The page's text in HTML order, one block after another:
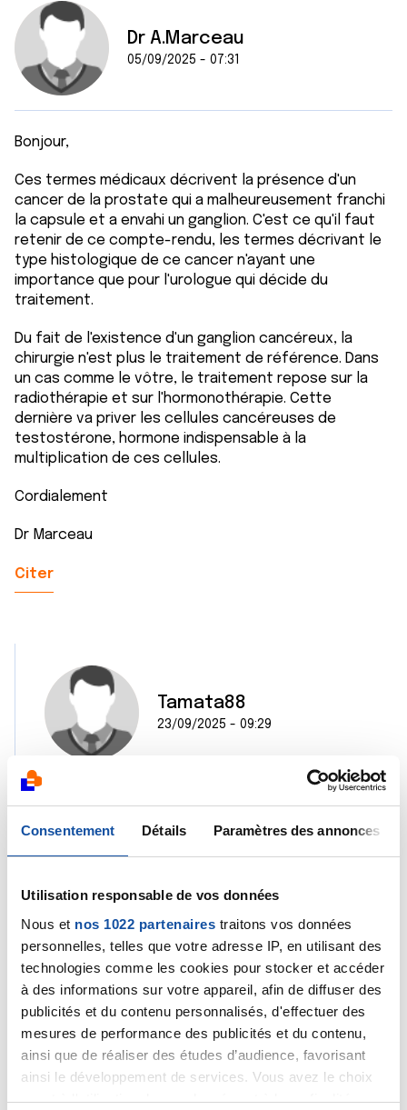
Consentement Détails Paramètres des annonces
Utilisation responsable de vos données
Nous et nos 1022 partenaires traitons vos données
personnelles, telles que votre adresse IP, en utilisant des
technologies comme les cookies pour stocker et accéder
à des informations sur votre appareil, afin de diffuser des
publicités et du contenu personnalisés, d'effectuer des
mesures de performance des publicités et du contenu,
ainsi que de réaliser des études d’audience, favorisant
ainsi le développement de services. Vous avez le choix
quant à l'utilisation de vos données et à leurs finalités.
Dr A.Marceau
05/09/2025 - 07:31
Bonjour,
Ces termes médicaux décrivent la présence d'un
cancer de la prostate qui a malheureusement franchi
la capsule et a envahi un ganglion. C'est ce qu'il faut
retenir de ce compte-rendu, les termes décrivant le
type histologique de ce cancer n'ayant une
importance que pour l'urologue qui décide du
traitement.
Du fait de l'existence d'un ganglion cancéreux, la
chirurgie n'est plus le traitement de référence. Dans
un cas comme le vôtre, le traitement repose sur la
radiothérapie et sur l'hormonothérapie. Cette
dernière va priver les cellules cancéreuses de
testostérone, hormone indispensable à la
multiplication de ces cellules.
Cordialement
Dr Marceau
Citer
Tamata88
23/09/2025 - 09:29
Merci pour vos explications ,
Effectivement le protocole de soin est adapté à
mon cas. je suis actuellement en double
hormonothérapies et commence la radio en
novembre ( 20 séances )
Citer